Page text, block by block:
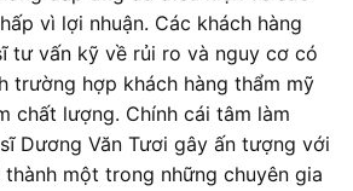
vì lợi nhuận. Các khách hàng
tư vấn kỹ về rủi ro và nguy cơ có
trường hợp khách hàng thẩm mỹ
chất lượng. Chính cái tâm làm
Dương Văn Tươi gây ấn tượng với
một trong những chuyên gia